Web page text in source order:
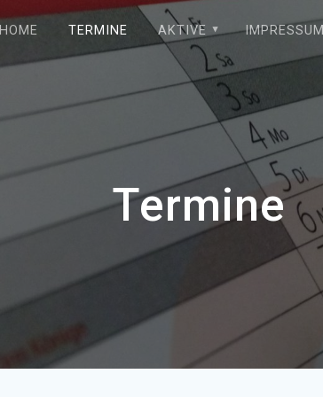
HOME TERMINE AKTIVE IMPRESSUM
Termine